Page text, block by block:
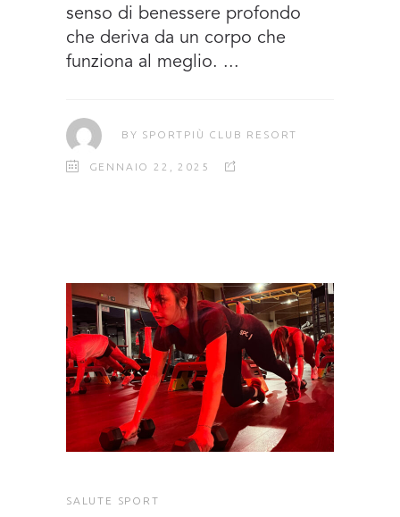
senso di benessere profondo
che deriva da un corpo che
funziona al meglio.
BY SPORTPIÙ CLUB RESORT
GENNAIO 22, 2025
SALUTE SPORT